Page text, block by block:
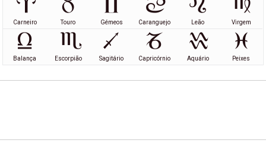
Carneiro Touro Gémeos Caranguejo Leão Virgem
Balança Escorpião Sagitário Capricórnio Aquário Peixes